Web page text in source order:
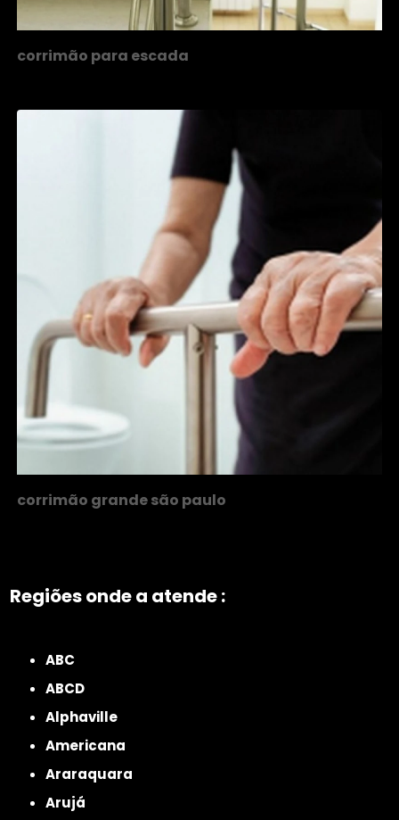
corrimão para escada
corrimão grande são paulo
Regiões onde a atende :
ABC
ABCD
Alphaville
Americana
Araraquara
Arujá